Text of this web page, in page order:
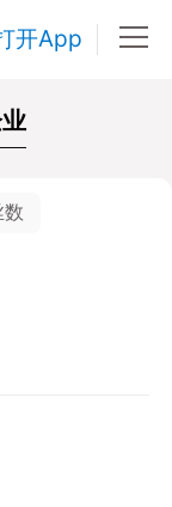
开App
数